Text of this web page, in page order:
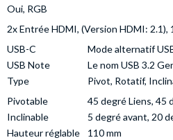
Oui, RGB
2x Entrée HDMI, (Version HDMI:
USB-C
Mode alternatif
USB Note
Le nom USB 3.2
Type
Pivot, Rotatif,
Pivotable
45 degré Liens, 45
Inclinable
5 degré avant, 20
Hauteur réglable
110 mm